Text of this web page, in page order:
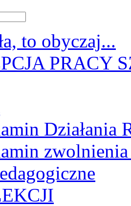
to obyczaj...
PRACY
Działania